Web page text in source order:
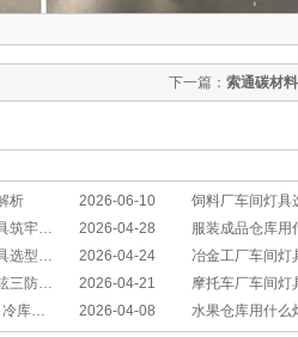
下一篇： 索通碳材
2026-06-10
析
饲料厂车间灯具
2026-04-28
安全线
服装成品仓库用
2026-04-24
方案
冶金工厂车间灯具选型指南：
2026-04-21
丁神灯奖
摩托车厂车间灯具怎么选？
2026-04-08
优选 水果仓库用什么